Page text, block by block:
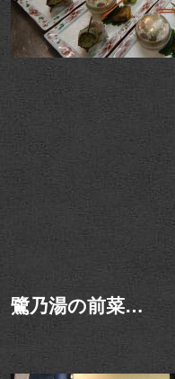
鷺乃湯の前菜…